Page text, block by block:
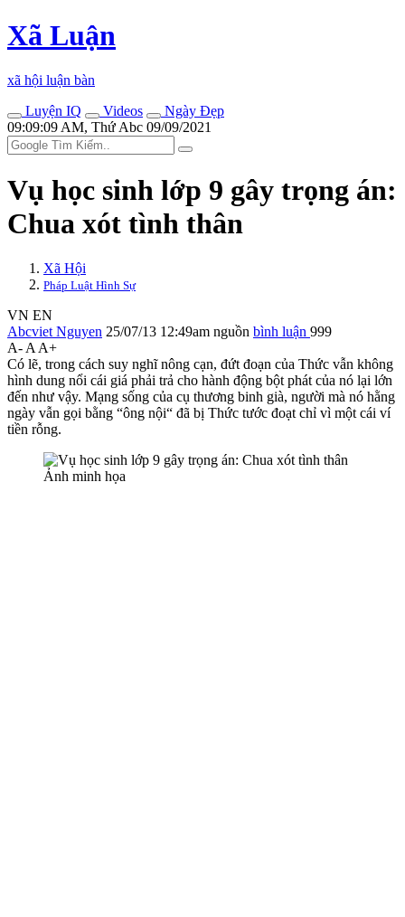
Xã Luận
xã hội luận bàn
Luyện IQ
Videos
Ngày Đẹp
09:09:09 AM, Thứ Abc 09/09/2021
Vụ học sinh lớp 9 gây trọng án:
Chua xót tình thân
Xã Hội
Pháp Luật Hình Sự
VN EN
Abcviet Nguyen 25/07/13 12:49am nguồn bình luận 999
A- A A+
Có lẽ, trong cách suy nghĩ nông cạn, đứt đoạn của Thức vẫn không
hình dung nổi cái giá phải trả cho hành động bột phát của nó lại lớn
đến như vậy. Mạng sống của cụ thương binh già, người mà nó hằng
ngày vẫn gọi bằng “ông nội“ đã bị Thức tước đoạt chỉ vì một cái ví
tiền rỗng.
Ảnh minh họa